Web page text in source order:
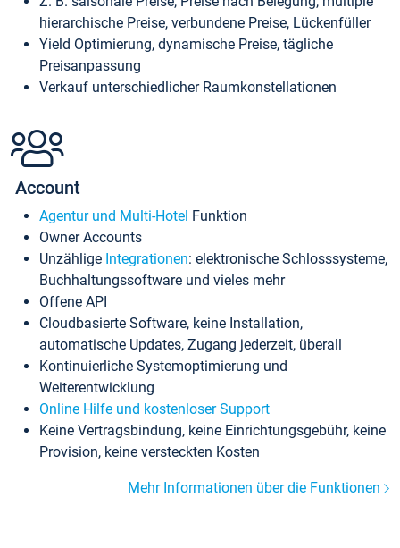
hierarchische Preise, verbundene Preise, Lückenfüller
Yield Optimierung, dynamische Preise, tägliche
Preisanpassung
Verkauf unterschiedlicher Raumkonstellationen
Account
Agentur und Multi-Hotel Funktion
Owner Accounts
Unzählige Integrationen: elektronische Schlosssysteme,
Buchhaltungssoftware und vieles mehr
Offene API
Cloudbasierte Software, keine Installation,
automatische Updates, Zugang jederzeit, überall
Kontinuierliche Systemoptimierung und
Weiterentwicklung
Online Hilfe und kostenloser Support
Keine Vertragsbindung, keine Einrichtungsgebühr, keine
Provision, keine versteckten Kosten
Mehr Informationen über die Funktionen